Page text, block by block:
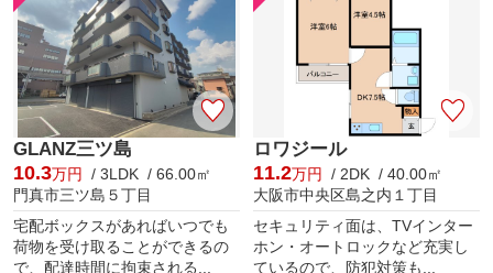
GLANZ三ツ島
10.3万円
/ 3LDK / 66.00㎡
門真市三ツ島５丁目
宅配ボックスがあればいつでも
荷物を受け取ることができるの
で、配達時間に拘束される...
ロワジール
11.2万円
/ 2DK / 40.00㎡
大阪市中央区島之内１丁目
セキュリティ面は、TVインター
ホン・オートロックなど充実し
ているので、防犯対策も...